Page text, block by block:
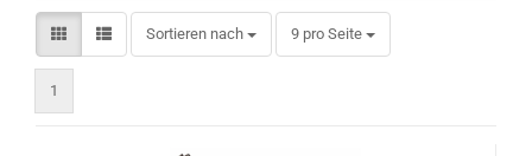
Sortieren nach
Sortieren nach 9 pro Seite
pro Seite
1